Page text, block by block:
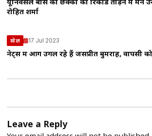
यूनिवर्सल बॉस का छक्कों का रिकॉर्ड तोड़ने में मैने
रोहित शर्मा
खेल 17 Jul 2023
नेट्स में आग उगल रहे हैं जसप्रीत बुमराह, वापसी
Leave a Reply